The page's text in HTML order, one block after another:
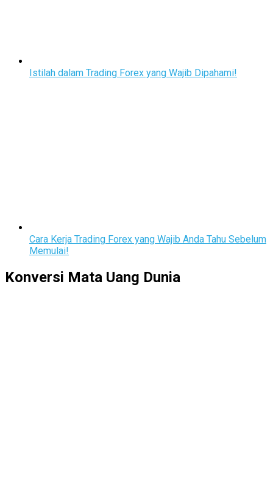
Istilah dalam Trading Forex yang Wajib Dipahami!
Cara Kerja Trading Forex yang Wajib Anda Tahu Sebelum
Memulai!
Konversi Mata Uang Dunia